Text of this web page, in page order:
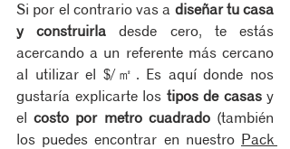
Si por el contrario vas a diseñar tu casa
y construirla desde cero, te estás
acercando a un referente más cercano
al utilizar el $/㎡. Es aquí donde nos
gustaría explicarte los tipos de casas y
el costo por metro cuadrado (también
los puedes encontrar en nuestro Pack